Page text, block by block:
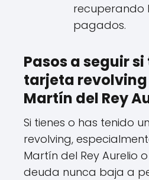
recuperando
pagados.
Pasos a seguir
tarjeta revolving
Martín del Rey
Si tienes o has tenido
revolving,
Martín del Rey Aurelio
deuda nunca baja a